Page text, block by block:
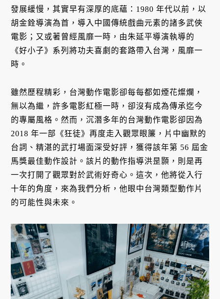
發展緩慢，其實早有深厚的底蘊：1980 年代以前，以
胡金銓導演為首，導入中國傳統戲曲元素的諸多武俠
電影；又或著曾經風靡一時，由朱延平導演執導的
《好小子》系列將功夫喜劇的套路帶入台灣，風靡一
時。
雖然歷程精彩，台灣動作電影卻每每都如煙花燦爛，
無以為繼，許多電影紅極一時，卻沒有成為傳承迄今
的專屬風格。然而，沉潛多年的台灣動作電影卻因為
2018 年一部《狂徒》再度走入觀眾眼簾，片中幽默的
台詞、精湛的武打場面深受好評，獲得該年第 56 屆金
馬獎最佳動作設計。該片的動作指導洪昰顥，則是再
一次打開了觀眾對於武術好奇心。這次，他將從入行
十年的角度，來為我們分析，他眼中台灣類型動作片
的可能性與未來。